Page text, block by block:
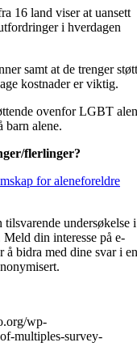
16 land viser at uansett
i hverdagen
samt at de trenger
kostnader er viktig.
ovenfor LGBT
barn alene.
flerlinger?
for aleneforeldre
undersøkelse i
din interesse på e-
å bidra med dine svar i en
wp-
multiples-survey-